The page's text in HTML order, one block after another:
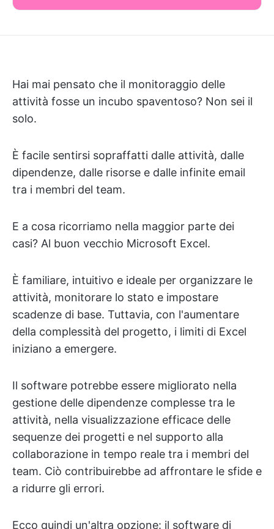
Hai mai pensato che il monitoraggio delle
attività fosse un incubo spaventoso? Non sei il
solo.
È facile sentirsi sopraffatti dalle attività, dalle
dipendenze, dalle risorse e dalle infinite email
tra i membri del team.
E a cosa ricorriamo nella maggior parte dei
casi? Al buon vecchio Microsoft Excel.
È familiare, intuitivo e ideale per organizzare le
attività, monitorare lo stato e impostare
scadenze di base. Tuttavia, con l'aumentare
della complessità del progetto, i limiti di Excel
iniziano a emergere.
Il software potrebbe essere migliorato nella
gestione delle dipendenze complesse tra le
attività, nella visualizzazione efficace delle
sequenze dei progetti e nel supporto alla
collaborazione in tempo reale tra i membri del
team. Ciò contribuirebbe ad affrontare le sfide e
a ridurre gli errori.
Ecco quindi un'altra opzione: il software di